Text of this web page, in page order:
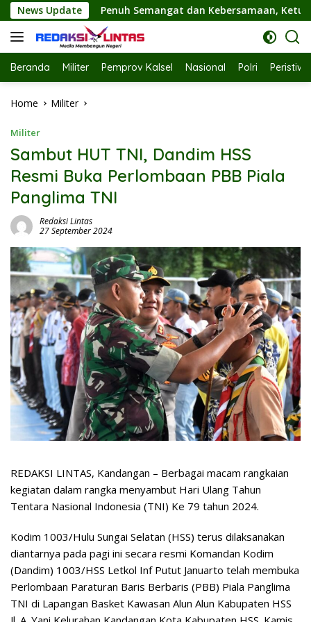
Skip
to
content
News Update
dan Kebersamaan, Ketua TP PKK Hj. Fathul Jannah
Beranda Militer Pemprov Kalsel Nasional Polri
Home Militer
Militer
Sambut HUT TNI, Dandim HSS
Resmi Buka Perlombaan PBB Piala
Panglima TNI
Redaksi Lintas
27 September 2024
REDAKSI LINTAS, Kandangan – Berbagai macam rangkaian
kegiatan dalam rangka menyambut Hari Ulang Tahun
Tentara Nasional Indonesia (TNI) Ke 79 tahun 2024.
Kodim 1003/Hulu Sungai Selatan (HSS) terus dilaksanakan
diantarnya pada pagi ini secara resmi Komandan Kodim
(Dandim) 1003/HSS Letkol Inf Putut Januarto telah membuka
Perlombaan Paraturan Baris Berbaris (PBB) Piala Panglima
TNI di Lapangan Basket Kawasan Alun Alun Kabupaten HSS